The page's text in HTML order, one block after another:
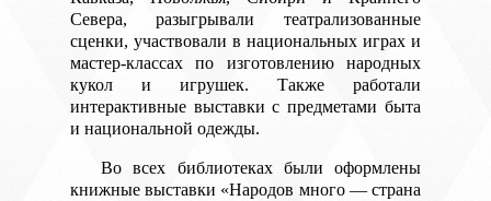
Севера, разыгрывали театрализованные
сценки, участвовали в национальных играх и
мастер-классах по изготовлению народных
кукол и игрушек. Также работали
интерактивные выставки с предметами быта
и национальной одежды.
Во всех библиотеках были оформлены
книжные выставки «Народов много — страна